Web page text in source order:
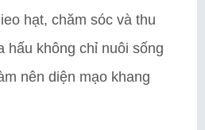
hạt, chăm sóc và thu
hấu không chỉ nuôi sống
nên diện mạo khang